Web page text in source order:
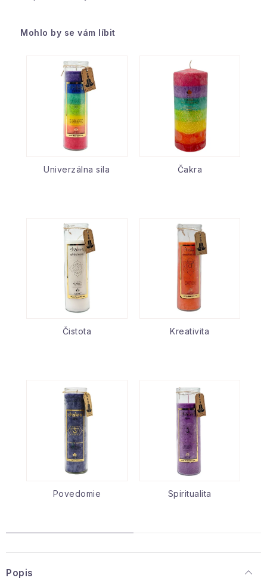
Mohlo by se vám líbit
Univerzálna sila Čakra
Čistota Kreativita
Povedomie Spiritualita
Popis